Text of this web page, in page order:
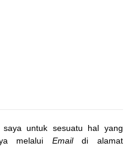
untuk sesuatu hal yang
melalui Emaildi alamat